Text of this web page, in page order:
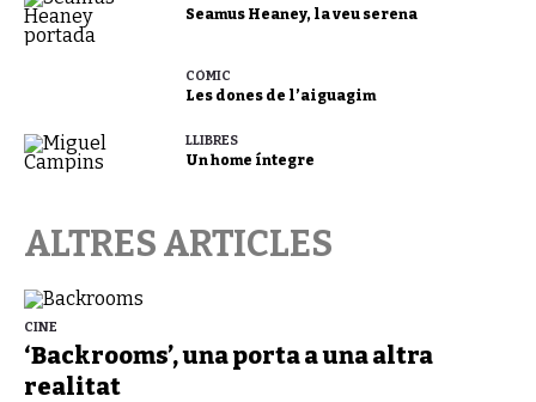
Seamus Heaney, la veu serena
CÒMIC
Les dones de l’aiguagim
LLIBRES
Un home íntegre
ALTRES ARTICLES
CINE
‘Backrooms’, una porta a una altra
realitat